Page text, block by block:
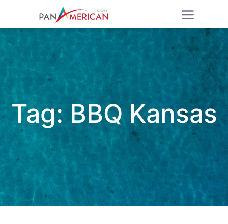
Tag: BBQ Kansas